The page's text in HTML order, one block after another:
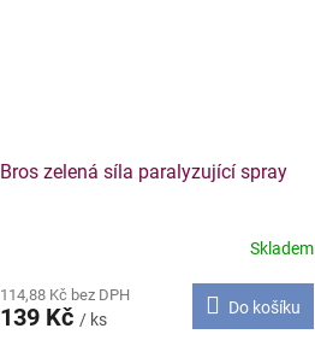
Bros zelená síla paralyzující spray
Skladem
114,88 Kč bez DPH
139 Kč / ks
Do košíku